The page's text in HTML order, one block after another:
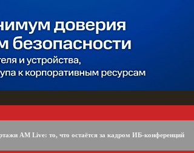
AM Live: то, что остаётся за кадром ИБ-конференций